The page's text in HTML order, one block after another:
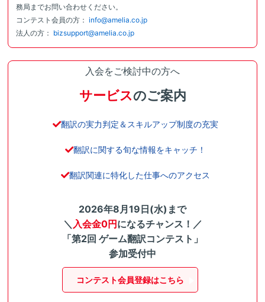
務局までお問い合わせください。
コンテスト会員の方： info@amelia.co.jp
法人の方： bizsupport@amelia.co.jp
入会をご検討中の方へ
サービスのご案内
翻訳の実力判定＆スキルアップ制度の充実
翻訳に関する旬な情報をキャッチ！
翻訳関連に特化した仕事へのアクセス
2026年8月19日(水)まで
＼ 入会金0円になるチャンス！／
「第2回 ゲーム翻訳コンテスト」
参加受付中
コンテスト会員登録はこちら